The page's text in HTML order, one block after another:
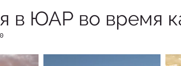
в ЮАР во время